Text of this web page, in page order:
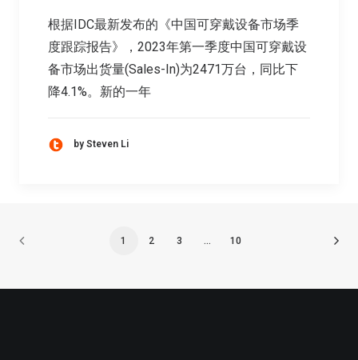
根据IDC最新发布的《中国可穿戴设备市场季
度跟踪报告》，2023年第一季度中国可穿戴设
备市场出货量(Sales-In)为2471万台，同比下
降4.1%。新的一年
by Steven Li
1 2 3 … 10